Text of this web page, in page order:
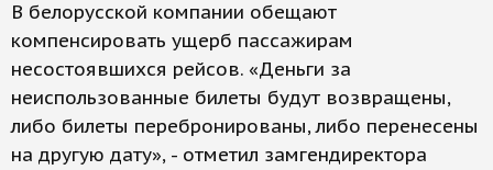
В белорусской компании обещают
компенсировать ущерб пассажирам
несостоявшихся рейсов. «Деньги за
неиспользованные билеты будут возвращены,
либо билеты перебронированы, либо перенесены
на другую дату», - отметил замгендиректора